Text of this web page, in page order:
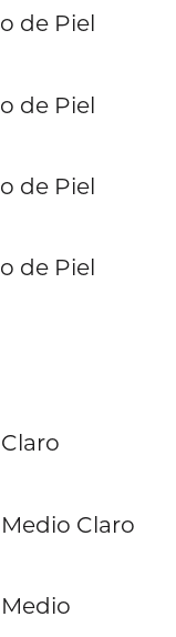
de Piel
de Piel
de Piel
de Piel
Claro